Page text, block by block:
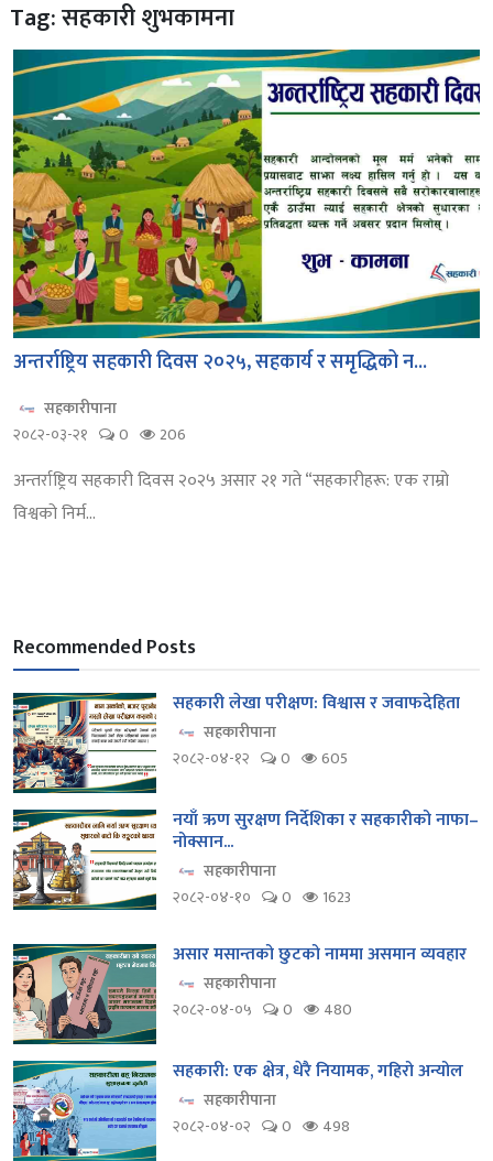
Tag: सहकारी शुभकामना
अन्तर्राष्ट्रिय सहकारी दिवस २०२५, सहकार्य र समृद्धिको न...
सहकारीपाना
२०८२-०३-२१
0 206
अन्तर्राष्ट्रिय सहकारी दिवस २०२५ असार २१ गते “सहकारीहरू: एक राम्रो
विश्वको निर्म...
Recommended Posts
सहकारी लेखा परीक्षण: विश्वास र जवाफदेहिता
सहकारीपाना
२०८२-०४-१२
0 605
नयाँ ऋण सुरक्षण निर्देशिका र सहकारीको नाफा–
नोक्सान...
सहकारीपाना
२०८२-०४-१०
0 1623
असार मसान्तको छुटको नाममा असमान व्यवहार
सहकारीपाना
२०८२-०४-०५
0 480
सहकारी: एक क्षेत्र, धेरै नियामक, गहिरो अन्योल
सहकारीपाना
२०८२-०४-०२
0 498